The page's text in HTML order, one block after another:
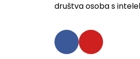
društva osoba s